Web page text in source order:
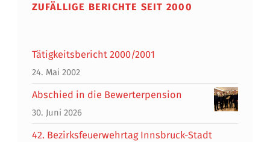
ZUFÄLLIGE BERICHTE SEIT 2000
Tätigkeitsbericht 2000/2001
24. Mai 2002
Abschied in die Bewerterpension
30. Juni 2026
42. Bezirksfeuerwehrtag Innsbruck-Stadt